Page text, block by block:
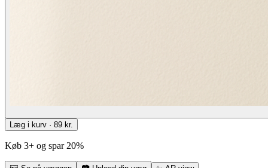
Læg i kurv · 89 kr.
Køb 3+ og spar 20%